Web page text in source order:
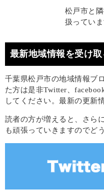
松戸市と
扱っていま
最新地域情報を受け
千葉県松戸市の地域情報ブ
た方は是非Twitter、
してください。最新の更新
読者の方が増えると、さら
も頑張っていきますのでど